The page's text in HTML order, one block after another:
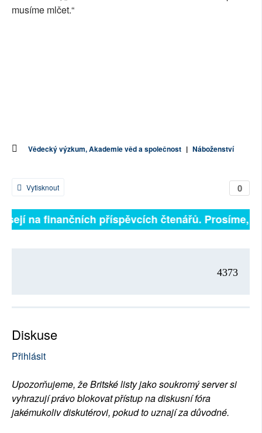
musíme mlčet.“
Vědecký výzkum, Akademie věd a společnost | Náboženství
0
Vytisknout
na finančních příspěvcích čtenářů. Prosíme,
4373
Diskuse
Přihlásit
Upozorňujeme, že Britské listy jako soukromý server si
vyhrazují právo blokovat přístup na diskusní fóra
jakémukoliv diskutérovi, pokud to uznají za důvodné.